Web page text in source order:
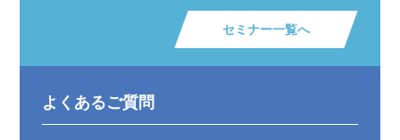
セミナー一覧へ
よくあるご質問